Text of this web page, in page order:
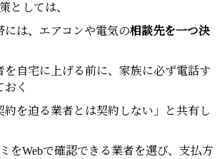
としては、
には、エアコンや電気の相談先を一つ決
を自宅に上げる前に、家族に必ず電話す
おく
約を迫る業者とは契約しない」と共有し
をWebで確認できる業者を選び、支払方